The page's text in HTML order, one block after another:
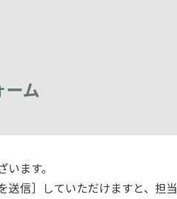
ーム
ます。
送信］していただけますと、担当